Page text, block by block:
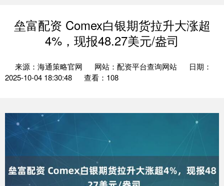
垒富配资 Comex白银期货拉升大涨超
4%，现报48.27美元/盎司
来源：海通策略官网 网站：配资平台查询网站
日期：
2025-10-04 18:30:48
查看：108